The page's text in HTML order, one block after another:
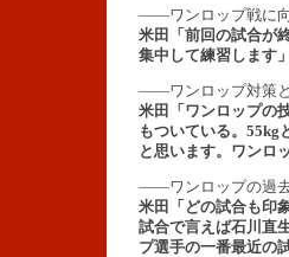
――ワンロップ戦に
米田「前回の試合が
集中して練習します
――ワンロップ対策
米田「ワンロップの
もついている。55kg
と思います。ワンロ
――ワンロップの過
米田「どの試合も印
試合で言えば石川直
プ選手の一番最近